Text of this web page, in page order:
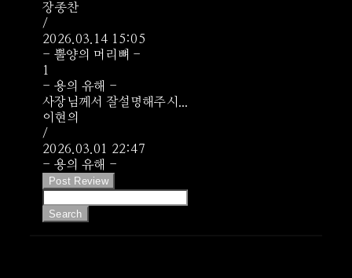
장종찬
/
2026.03.14 15:05
- 뿔양의 머리뼈 -
1
- 용의 유해 -
사장님께서 잘설명해주시...
이현의
/
2026.03.01 22:47
- 용의 유해 -
Post Review
Search